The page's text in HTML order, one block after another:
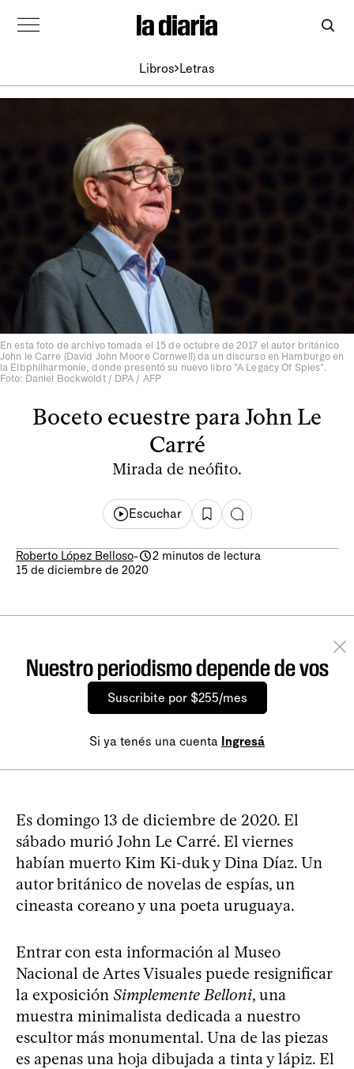
Libros Letras
En esta foto de archivo tomada el 15 de octubre de 2017 el autor británico
John le Carre (David John Moore Cornwell) da un discurso en Hamburgo en
la Elbphilharmonie, donde presentó su nuevo libro "A Legacy Of Spies".
Foto: Daniel Bockwoldt / DPA / AFP
Boceto ecuestre para John Le
Carré
Mirada de neófito.
Escuchar
Roberto López Belloso-
2 minutos de lectura
15 de diciembre de 2020
Nuestro periodismo depende de vos
Suscribite por $255/mes
Si ya tenés una cuenta Ingresá
Es domingo 13 de diciembre de 2020. El
sábado murió John Le Carré. El viernes
habían muerto Kim Ki-duk y Dina Díaz. Un
autor británico de novelas de espías, un
cineasta coreano y una poeta uruguaya.
Entrar con esta información al Museo
Nacional de Artes Visuales puede resignificar
la exposición Simplemente Belloni, una
muestra minimalista dedicada a nuestro
escultor más monumental. Una de las piezas
es apenas una hoja dibujada a tinta y lápiz. El